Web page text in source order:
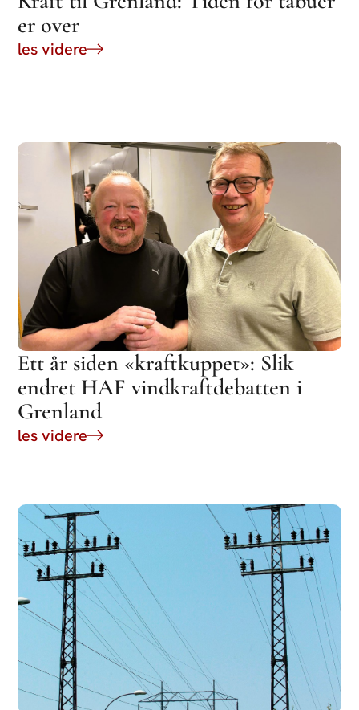
er over
les videre
Ett år siden «kraftkuppet»: Slik
endret HAF vindkraftdebatten i
Grenland
les videre